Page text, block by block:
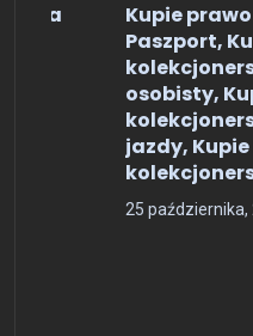
Kupie
Paszport,
osobisty,
jazdy,
25 października,